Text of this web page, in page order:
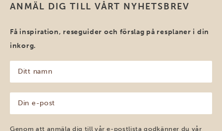
ANMÄL DIG TILL VÅRT NYHETSBREV
Få inspiration, reseguider och förslag på resplaner i din
inkorg.
namn
(Obligatoriskt)
post
(Obligatoriskt)
Genom att anmäla dig till vår e-postlista godkänner du vår